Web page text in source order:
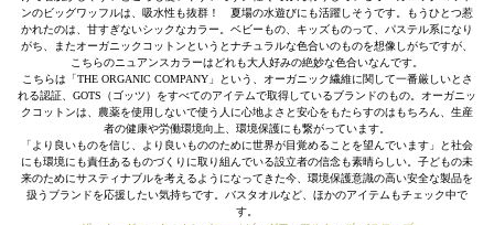
ンのビッグワッフルは、吸水性も抜群！ 夏場の水遊びにも活躍しそうです。もうひとつ惹
かれたのは、甘すぎないシックなカラー。ベビーもの、キッズものって、パステル系になり
がち、またオーガニックコットンというとナチュラルな色合いのものを想像しがちですが、
こちらのニュアンスカラーはどれも大人好みの絶妙な色合いなんです。
こちらは「THE ORGANIC COMPANY」という、オーガニック繊維に関して一番厳しいとさ
れる認証、GOTS（ゴッツ）をすべてのアイテムで取得しているブランドのもの。オーガニッ
クコットンは、農薬を使用しないで使う人に心地よさと安心をもたらすのはもちろん、生産
者の健康や労働環境向上、環境保護にも繋がっています。
「より良いものを信じ、より良いもののために世界が目覚めることを望んでいます」と社会
にも環境にも責任あるものづくりに取り組んでいる設立者の信念も素晴らしい。子どもの未
来のためにサスティナブルを考えるようになってきた今、環境保護意識の高い安全な製品を
扱うブランドを応援したい気持ちです。バスタオルなど、ほかのアイテムもチェック中で
す。